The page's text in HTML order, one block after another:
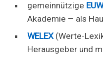
gemeinnützige
Akademie – als
WELEX(Werte-
Herausgeber und